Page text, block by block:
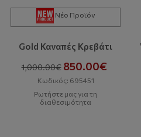
Νέο Προϊόν
Gold Καναπές Κρεβάτι
1,000.00€ 850.00€
Κωδικός: 695451
Ρωτήστε μας για τη
διαθεσιμότητα